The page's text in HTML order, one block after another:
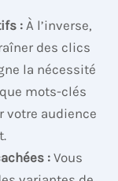
: À l’inverse,
des clics
la nécessité
mots-clés
votre audience
: Vous